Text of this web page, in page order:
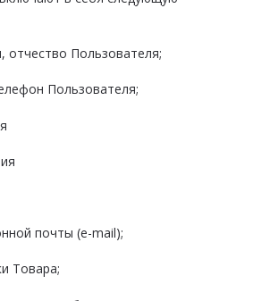
отчество Пользователя;
Пользователя;
почты (e-mail);
Товара;